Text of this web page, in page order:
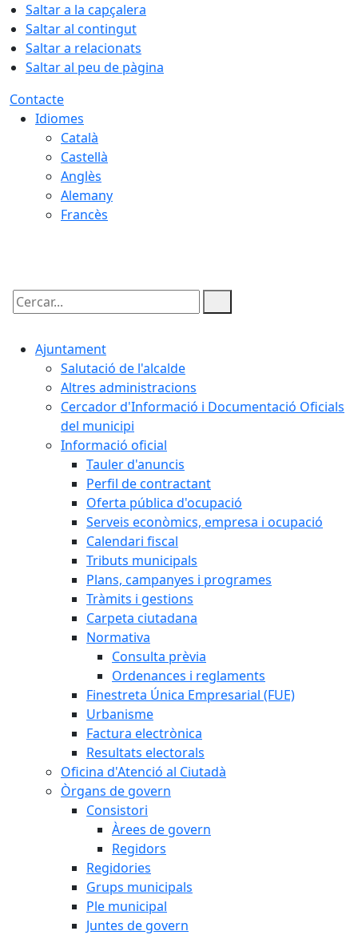
Saltar a la capçalera
Saltar al contingut
Saltar a relacionats
Saltar al peu de pàgina
Contacte
Idiomes
Català
Castellà
Anglès
Alemany
Francès
Cercar:
Ajuntament
Salutació de l'alcalde
Altres administracions
Cercador d'Informació i Documentació Oficials
del municipi
Informació oficial
Tauler d'anuncis
Perfil de contractant
Oferta pública d'ocupació
Serveis econòmics, empresa i ocupació
Calendari fiscal
Tributs municipals
Plans, campanyes i programes
Tràmits i gestions
Carpeta ciutadana
Normativa
Consulta prèvia
Ordenances i reglaments
Finestreta Única Empresarial (FUE)
Urbanisme
Factura electrònica
Resultats electorals
Oficina d'Atenció al Ciutadà
Òrgans de govern
Consistori
Àrees de govern
Regidors
Regidories
Grups municipals
Ple municipal
Juntes de govern